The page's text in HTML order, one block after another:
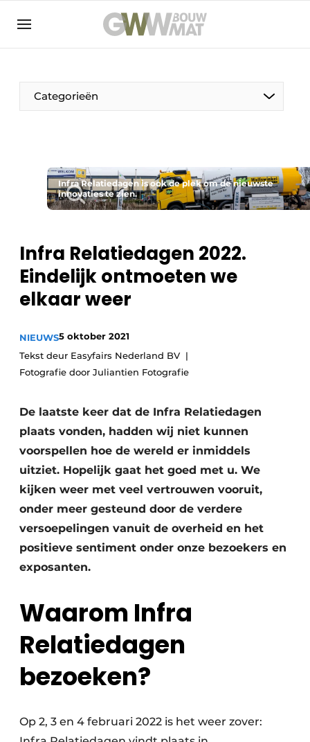
NL EN
Categorieën
De Pen
Vrouw in de bouw
Duurzaamheid & Innovatie
Fundering
Kopen/Huren/Leasen
Sloop & Recycling
Bouwtransport
Infra Relatiedagen is ook de plek om de nieuwste
innovaties te zien.
​Infra Relatiedagen 2022.
Eindelijk ontmoeten we
elkaar weer
NIEUWS5 oktober 2021
Tekst deur Easyfairs Nederland BV
Fotografie door Juliantien Fotografie
De laatste keer dat de Infra Relatiedagen
plaats vonden, hadden wij niet kunnen
voorspellen hoe de wereld er inmiddels
uitziet. Hopelijk gaat het goed met u. We
kijken weer met veel vertrouwen vooruit,
onder meer gesteund door de verdere
versoepelingen vanuit de overheid en het
positieve sentiment onder onze bezoekers en
exposanten.
Waarom Infra
Relatiedagen
bezoeken?
Op 2, 3 en 4 februari 2022 is het weer zover: